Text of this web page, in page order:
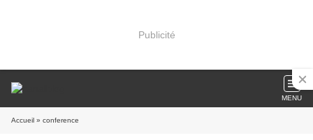
Publicité
MENU
Accueil » conference